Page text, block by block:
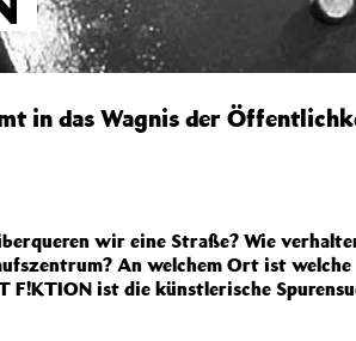
in das Wagnis der
wir eine Straße? Wie
An welchem Ort ist welche
F!KTION ist die künstlerische